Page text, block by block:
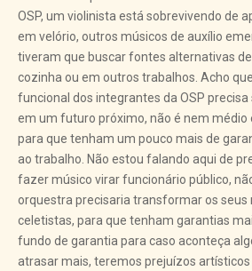
OSP, um violinista está sobrevivendo de
em velório, outros músicos de auxílio
tiveram que buscar fontes alternativas
cozinha ou em outros trabalhos. Acho
funcional dos integrantes da OSP precisa
em um futuro próximo, não é nem médio
para que tenham um pouco mais de
ao trabalho. Não estou falando aqui de
fazer músico virar funcionário público,
orquestra precisaria transformar os seus
celetistas, para que tenham garantias
fundo de garantia para caso aconteça
atrasar mais, teremos prejuízos